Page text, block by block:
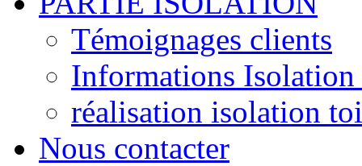
Témoignages clients
Informations
réalisation isolation
Nous contacter